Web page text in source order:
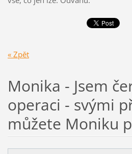
« Zpět
Monika - Jsem
operaci - svými
můžete Moniku